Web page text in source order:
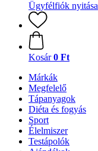
Ügyfélfiók nyitása
Kosár 0 Ft
Márkák
Megfelelő
Tápanyagok
Diéta és fogyás
Sport
Élelmiszer
Testápolók